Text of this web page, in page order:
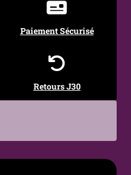
Gothique,
Alternatif
Paiement Sécurisé
Retours J30